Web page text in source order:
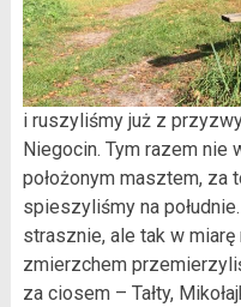
i ruszyliśmy już z
Niegocin. Tym razem nie
położonym masztem, za
spieszyliśmy na
strasznie, ale tak w
zmierzchem
za ciosem – Tałty,